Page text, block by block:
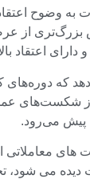
به وضوح
بزرگ‌تری از
دارای اعتقاد
که دوره‌های
شکست‌های
پیش می‌رود.
های معاملاتی
دیده می شود،